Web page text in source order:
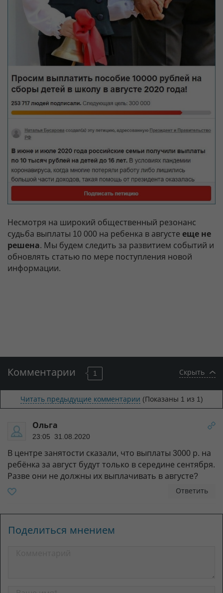
Несмотря на широкий общественный резонанс
судьба выплаты 10 000 на ребенка в августе еще не
решена. Мы будем следить за развитием событий и
обновлять статью по мере поступления новой
информации.
Комментарии 1 Скрыть
Читать предыдущие комментарии (Показаны 1 из 1)
Ольга
23:05 31.08.2020
В центре занятости сказали, что выплаты 3000 р. на
ребёнка за август будут только в середине сентября.
Разве они не должны их выплачивать в августе?
Ответить
Поделиться мнением